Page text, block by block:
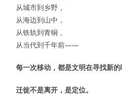
从城市到乡野，
从海边到山中，
从铁轨到青铜，
从当代到千年前——
每一次移动，都是文明在寻找新的
迁徙不是离开，是定位。